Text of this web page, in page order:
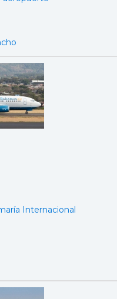
Internacional